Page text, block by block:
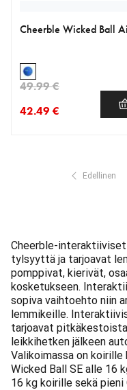
Cheerble Wicked Ball
42.49 €
49.99 €
Edellinen
Cheerble-
tylsyyttä ja tarjoavat
pomppivat, kierivät,
kosketukseen.
sopiva vaihtoehto niin
lemmikeille.
tarjoavat
leikkihetken jälkeen
Valikoimassa on
Wicked Ball SE alle 16
16 kg koirille sekä